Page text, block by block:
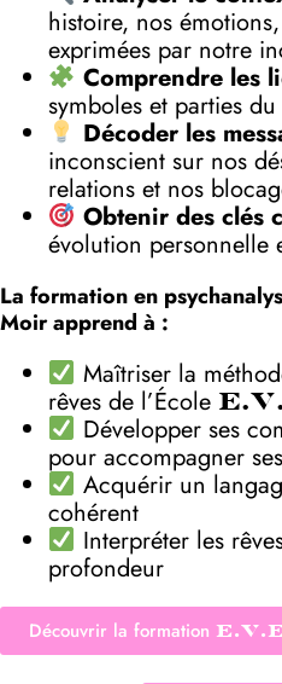
histoire, nos
exprimées par notre
Comprendre les
symboles et parties
Décoder les
inconscient sur nos
relations et nos
Obtenir des clés
évolution personnelle
La formation en
Moir apprend à :
Maîtriser la
rêves de l’École
Développer ses
pour accompagner
Acquérir un
cohérent
Interpréter les
profondeur
Découvrir la formation